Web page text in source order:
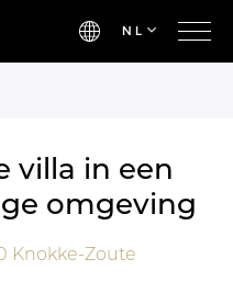
NL
villa in een
omgeving
Knokke-Zoute